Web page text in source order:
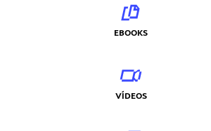
EBOOKS
VÍDEOS